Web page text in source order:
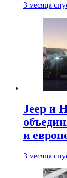
3 месяца
Jeep и
и
3 месяца